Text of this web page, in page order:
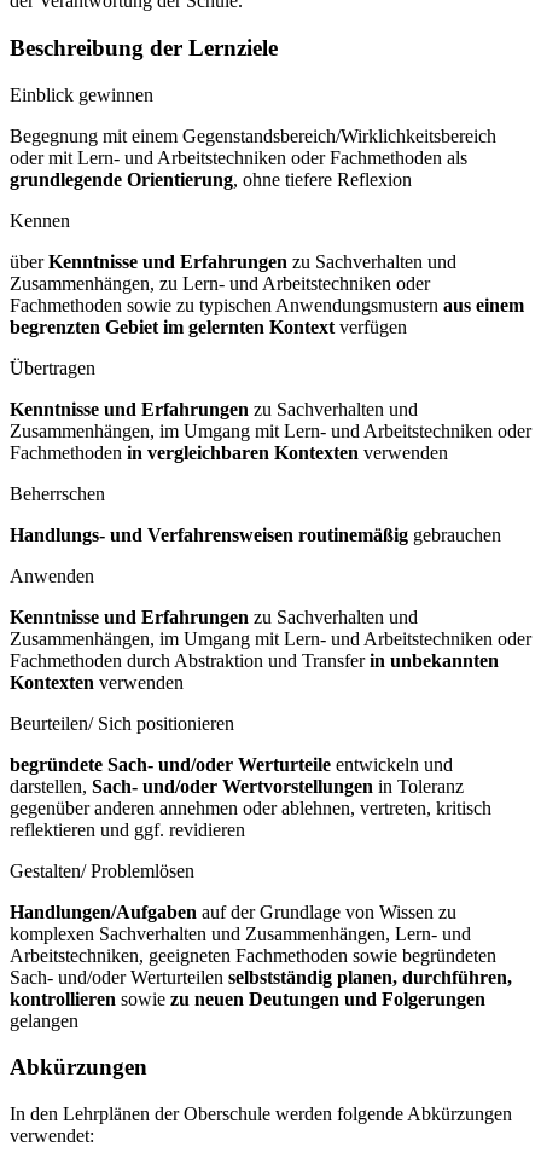
Beschreibung der Lernziele
Einblick gewinnen
Begegnung mit einem Gegenstandsbereich/Wirklichkeitsbereich
oder mit Lern- und Arbeitstechniken oder Fachmethoden als
grundlegende Orientierung, ohne tiefere Reflexion
Kennen
überKenntnisse und Erfahrungen zu Sachverhalten und
Zusammenhängen, zu Lern- und Arbeitstechniken oder
Fachmethoden sowie zu typischen Anwendungsmustern aus einem
begrenzten Gebiet im gelernten Kontext verfügen
Übertragen
Kenntnisse und Erfahrungen zu Sachverhalten und
Zusammenhängen, im Umgang mit Lern- und Arbeitstechniken oder
Fachmethoden in vergleichbaren Kontexten verwenden
Beherrschen
Handlungs- und Verfahrensweisen routinemäßig gebrauchen
Anwenden
Kenntnisse und Erfahrungen zu Sachverhalten und
Zusammenhängen, im Umgang mit Lern- und Arbeitstechniken oder
Fachmethoden durch Abstraktion und Transferin unbekannten
Kontexten verwenden
Beurteilen/ Sich positionieren
begründete Sach- und/oder Werturteile entwickeln und
darstellen, Sach- und/oder Wertvorstellungen in Toleranz
gegenüber anderen annehmen oder ablehnen, vertreten, kritisch
reflektieren und ggf. revidieren
Gestalten/ Problemlösen
Handlungen/Aufgaben auf der Grundlage von Wissen zu
komplexen Sachverhalten und Zusammenhängen, Lern- und
Arbeitstechniken, geeigneten Fachmethoden sowie begründeten
Sach- und/oder Werturteilen selbstständig planen, durchführen,
kontrollieren sowie zu neuen Deutungen und Folgerungen
gelangen
Abkürzungen
In den Lehrplänen der Oberschule werden folgende Abkürzungen
verwendet: